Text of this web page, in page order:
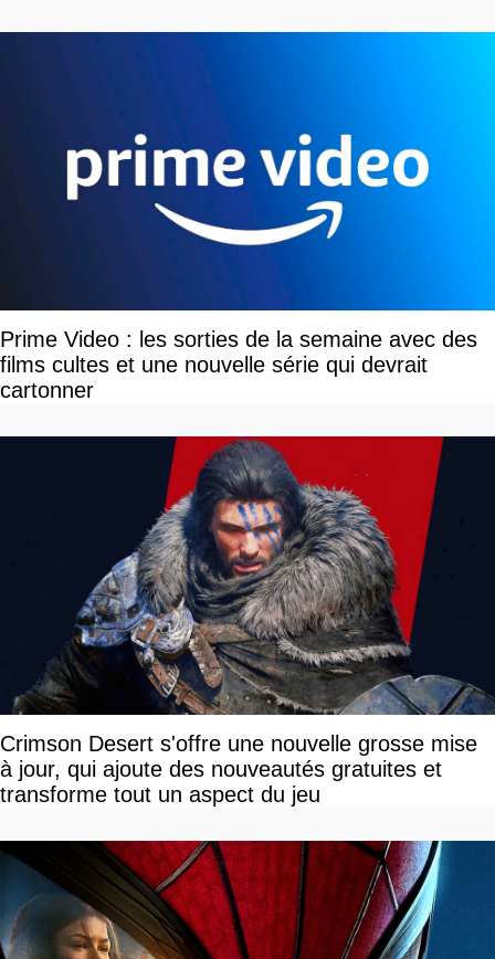
Prime Video : les sorties de la semaine avec des
films cultes et une nouvelle série qui devrait
cartonner
Crimson Desert s'offre une nouvelle grosse mise
à jour, qui ajoute des nouveautés gratuites et
transforme tout un aspect du jeu